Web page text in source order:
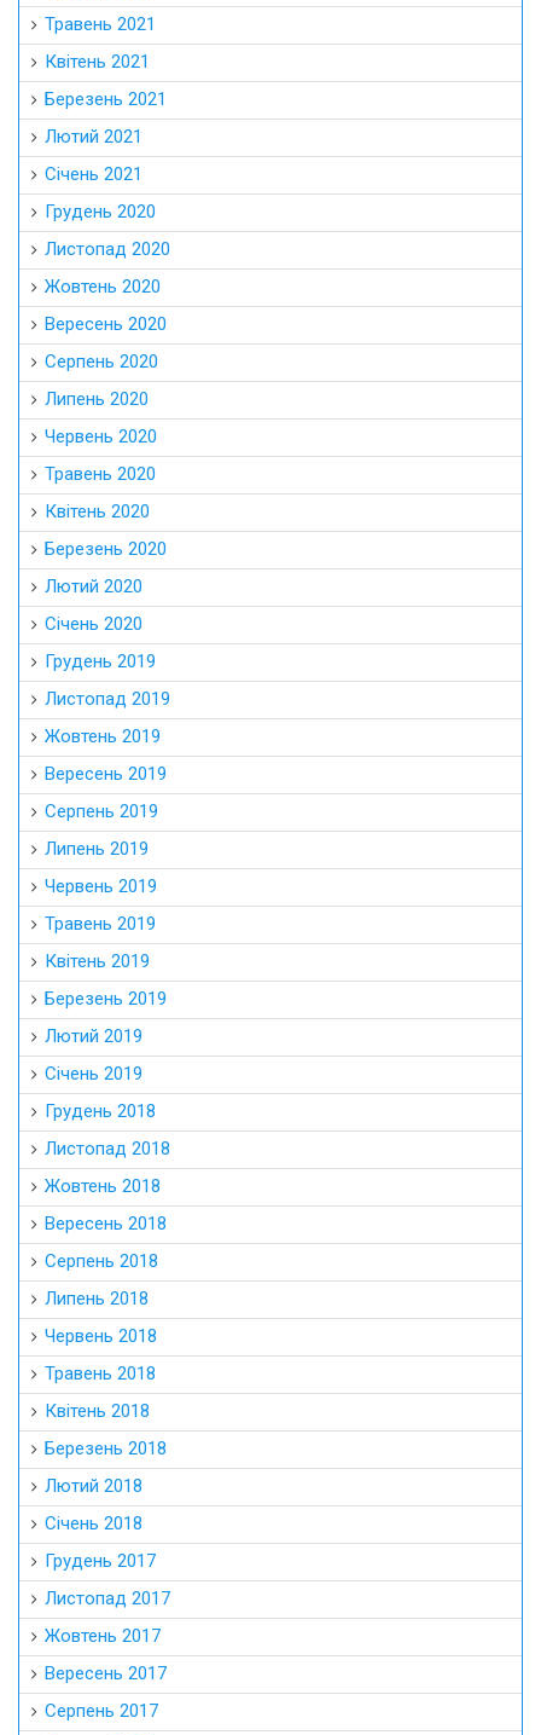
Травень 2021
Квітень 2021
Березень 2021
Лютий 2021
Січень 2021
Грудень 2020
Листопад 2020
Жовтень 2020
Вересень 2020
Серпень 2020
Липень 2020
Червень 2020
Травень 2020
Квітень 2020
Березень 2020
Лютий 2020
Січень 2020
Грудень 2019
Листопад 2019
Жовтень 2019
Вересень 2019
Серпень 2019
Липень 2019
Червень 2019
Травень 2019
Квітень 2019
Березень 2019
Лютий 2019
Січень 2019
Грудень 2018
Листопад 2018
Жовтень 2018
Вересень 2018
Серпень 2018
Липень 2018
Червень 2018
Травень 2018
Квітень 2018
Березень 2018
Лютий 2018
Січень 2018
Грудень 2017
Листопад 2017
Жовтень 2017
Вересень 2017
Серпень 2017